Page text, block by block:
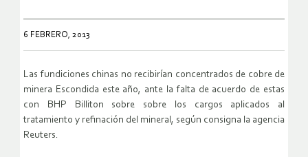
6 FEBRERO, 2013
Las fundiciones chinas no recibirían concentrados de cobre de
minera Escondida este año, ante la falta de acuerdo de estas
con BHP Billiton sobre sobre los cargos aplicados al
tratamiento y refinación del mineral, según consigna la agencia
Reuters.